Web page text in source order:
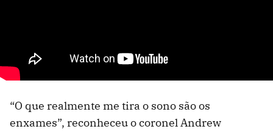
“O que realmente me tira o sono são os
enxames”, reconheceu o coronel Andrew